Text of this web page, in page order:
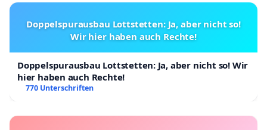
Doppelspurausbau Lottstetten: Ja, aber nicht so!
Wir hier haben auch Rechte!
Doppelspurausbau Lottstetten: Ja, aber nicht so! Wir
hier haben auch Rechte!
770 Unterschriften